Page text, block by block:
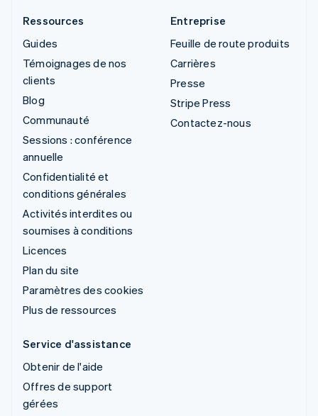
Ressources
Guides
Témoignages de nos
clients
Blog
Communauté
Sessions : conférence
annuelle
Confidentialité et
conditions générales
Activités interdites ou
soumises à conditions
Licences
Plan du site
Paramètres des cookies
Plus de ressources
Entreprise
Feuille de route produits
Carrières
Presse
Stripe Press
Contactez-nous
Service d'assistance
Obtenir de l'aide
Offres de support
gérées